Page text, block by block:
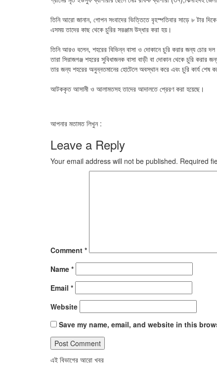
তিনি আরো জানান, গোপন সংবাদের ভিত্তিতে বৃহস্পতিবার সাড়ে ৮ টার
এসময় তাদের কাছ থেকে চুরির সরঞ্জাম উদ্ধার করা হয়।
তিনি আরও বলেন, শহরের বিভিন্ন বাসা ও দোকানে চুরি করার জন্য চোর
তারা সিরাজগঞ্জ শহরের সুবিধাজনক বাসা বাড়ী বা দোকান থেকে চুরি
তার জন্য শহরের অনুন্নতমানের হোটেলে অবস্থান করে এবং চুরি কার্য শেষ
আটককৃত আসামী ও আলামতসহ তাদের আদালতে প্রেরণ করা হয়েছে।
আপনার মতামত লিখুন :
Leave a Reply
Your email address will not be published. Required
Comment *
Name *
Email *
Website
Save my name, email, and website in this
এই বিভাগের আরো খবর